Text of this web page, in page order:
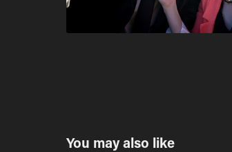
You may also like